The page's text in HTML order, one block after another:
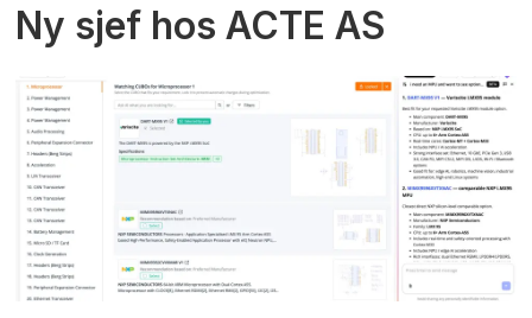
Ny sjef hos ACTE AS